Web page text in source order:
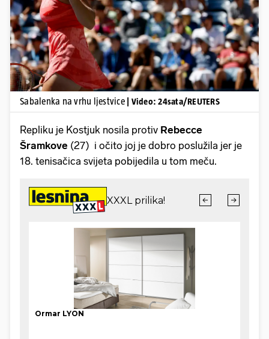
Pokretanje videa...
Sabalenka na vrhu ljestvice | Video: 24sata/REUTERS
Repliku je Kostjuk nosila protiv Rebecce
Šramkove (27) i očito joj je dobro poslužila jer je
18. tenisačica svijeta pobijedila u tom meču.